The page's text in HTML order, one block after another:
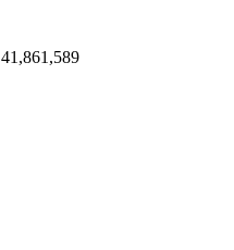
41,861,589